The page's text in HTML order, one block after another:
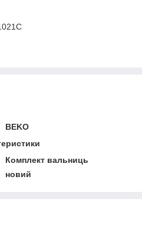
BEKO
Комплект вальниць
новий